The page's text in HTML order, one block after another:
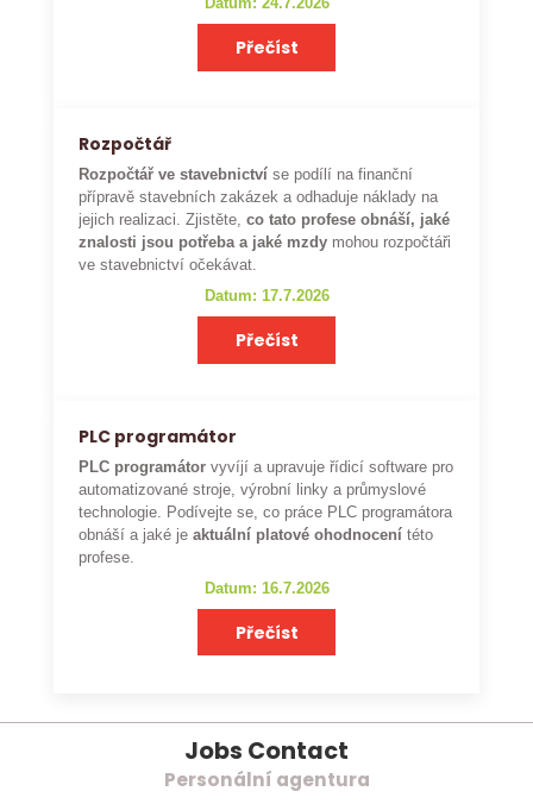
Datum: 24.7.2026
Přečíst
Rozpočtář
Rozpočtář ve stavebnictví se podílí na finanční
přípravě stavebních zakázek a odhaduje náklady na
jejich realizaci. Zjistěte,co tato profese obnáší, jaké
znalosti jsou potřeba a jaké mzdy mohou rozpočtáři
ve stavebnictví očekávat.
Datum: 17.7.2026
Přečíst
PLC programátor
PLC programátor vyvíjí a upravuje řídicí software pro
automatizované stroje, výrobní linky a průmyslové
technologie. Podívejte se, co práce PLC programátora
obnáší a jaké je aktuální platové ohodnocení této
profese.
Datum: 16.7.2026
Přečíst
Jobs Contact
Personální agentura